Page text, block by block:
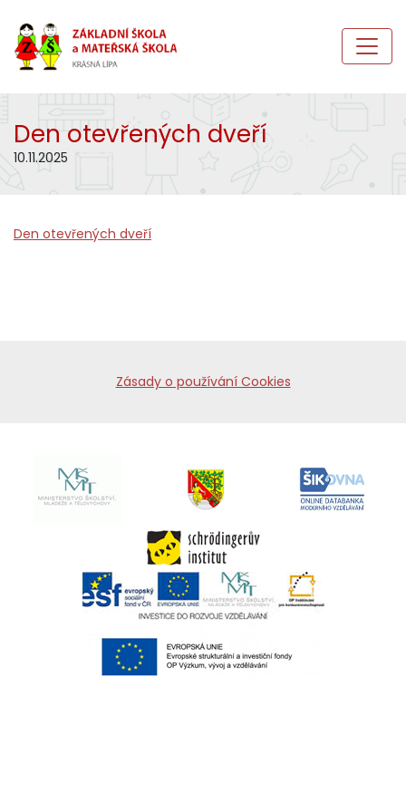
Den otevřených dveří
10.11.2025
Den otevřených dveří
Zásady o používání Cookies